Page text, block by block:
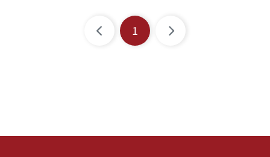
緯 莊佩蓁 醫師 承恩總院 李彥禛 醫
師 承恩大橋 陳苡涵 醫師
濕度，暖氣會使室內的溼氣下降，
可在室內放置一杯水或濕毛巾，來
承恩總院 李彥禛 醫師 承恩總院 吳
家環境的整潔；由於細菌和黴菌是
造成異位性皮膚炎惡化的因子之
用防塵蟎的床墊套、被套、枕頭
1